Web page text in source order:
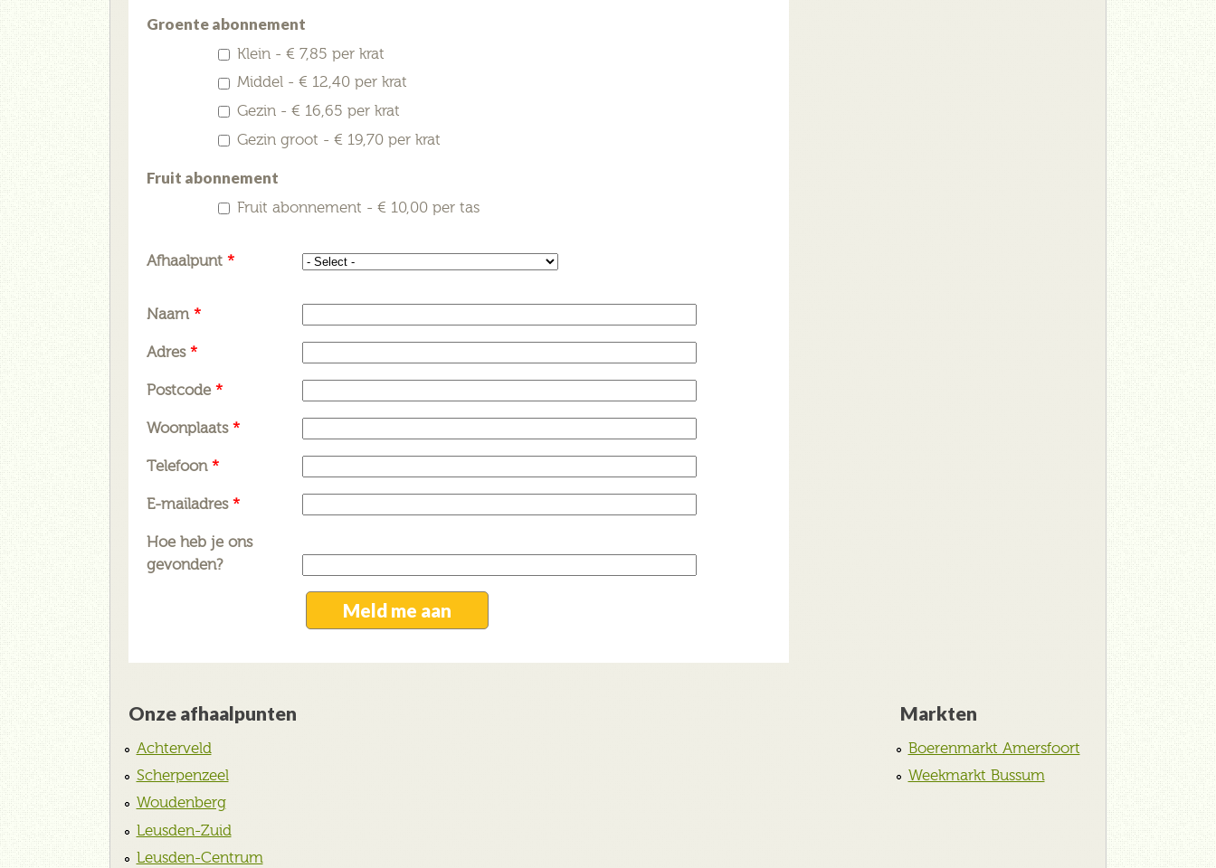
Groente abonnement
Klein - € 7,85 per krat
Middel - € 12,40 per krat
Gezin - € 16,65 per krat
Gezin groot - € 19,70 per krat
Fruit abonnement
Fruit abonnement - € 10,00 per tas
Afhaalpunt *
Naam *
Adres *
Postcode *
Woonplaats *
Telefoon *
E-mailadres *
Hoe heb je ons
gevonden?
Onze afhaalpunten
Achterveld
Scherpenzeel
Woudenberg
Leusden-Zuid
Leusden-Centrum
Markten
Boerenmarkt Amersfoort
Weekmarkt Bussum